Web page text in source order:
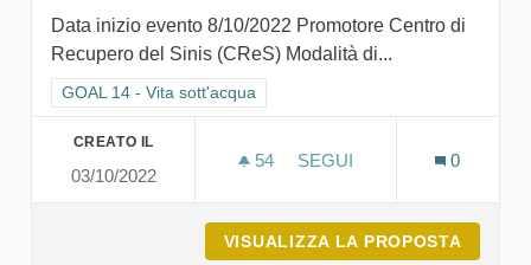
Data inizio evento 8/10/2022 Promotore Centro di
Recupero del Sinis (CReS) Modalità di...
Filtra i risultati per categoria: GOAL 14 - Vita sott'acqua
GOAL 14 - Vita sott'acqua
CREATO IL
03/10/2022
54 54 SOSTENITORI
SEGUI
0
VISUALIZZA LA PROPOSTA